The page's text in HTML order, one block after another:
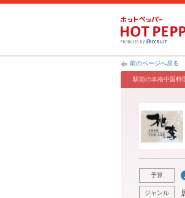
前のページへ戻る
駅前の本格中国料
予算
ジャンル